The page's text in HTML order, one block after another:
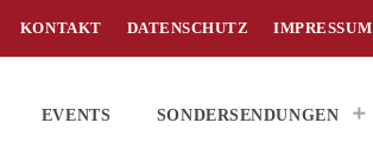
KONTAKT DATENSCHUTZ IMPRESSUM
EVENTS SONDERSENDUNGEN